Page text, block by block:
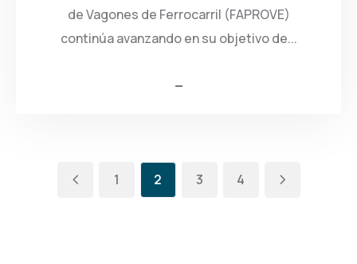
de Vagones de Ferrocarril (FAPROVE)
continúa avanzando en su objetivo de...
1 2 3 4